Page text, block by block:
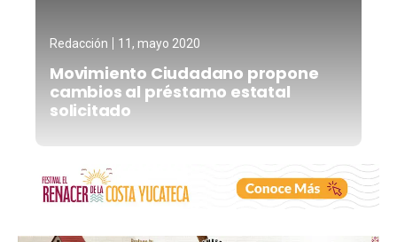
Redacción 11, mayo 2020
Movimiento Ciudadano propone
cambios al préstamo estatal
solicitado